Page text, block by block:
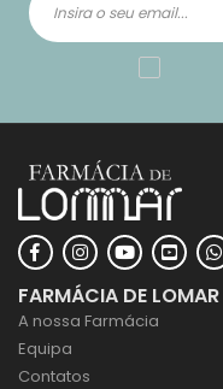
FARMÁCIA DE LOMAR
A nossa Farmácia
Equipa
Contatos